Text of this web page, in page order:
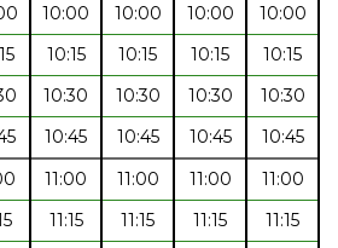
10:00 10:00 10:00
10:00
10:15 10:15 10:15
10:15
10:30 10:30 10:30
10:30
10:45 10:45 10:45
10:45
11:00 11:00 11:00
11:00
11:15 11:15 11:15
11:15